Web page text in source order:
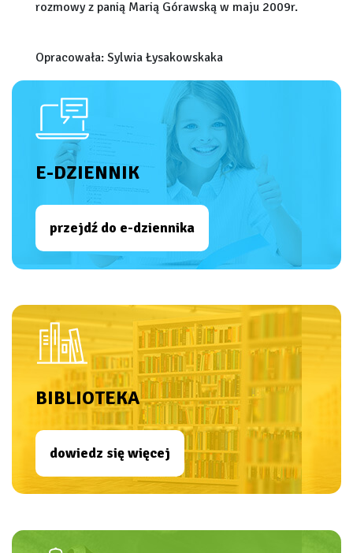
rozmowy z panią Marią Górawską w maju 2009r.
Opracowała: Sylwia Łysakowskaka
E-DZIENNIK
przejdź do e-dziennika
BIBLIOTEKA
dowiedz się więcej